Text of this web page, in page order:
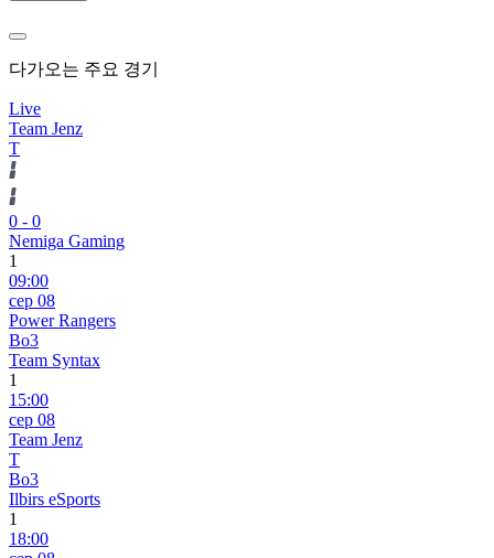
다가오는 주요 경기
Live
Team Jenz
T
0 - 0
Nemiga Gaming
1
09:00
сер 08
Power Rangers
Bo3
Team Syntax
1
15:00
сер 08
Team Jenz
T
Bo3
Ilbirs eSports
1
18:00